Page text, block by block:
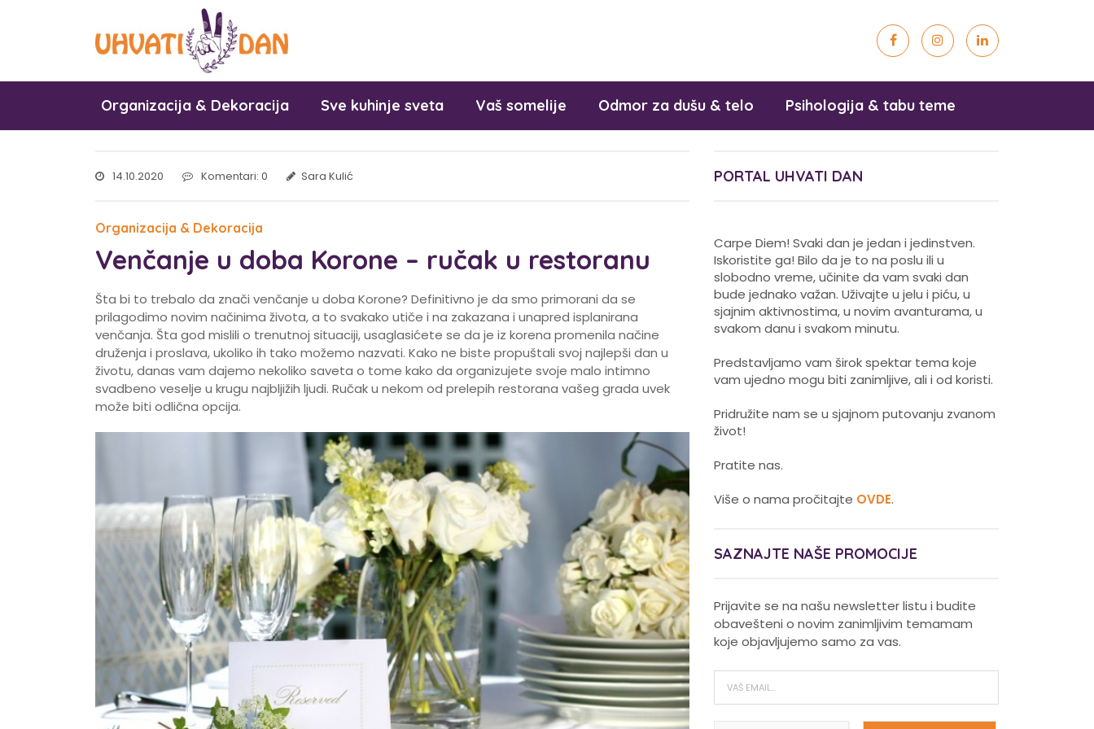
Organizacija & Dekoracija Sve kuhinje sveta Vaš somelije Odmor za dušu & telo Psihologija & tabu teme
14.10.2020 Komentari: 0 Sara Kulić
Organizacija & Dekoracija
Venčanje u doba Korone – ručak u restoranu
Šta bi to trebalo da znači venčanje u doba Korone? Definitivno je da smo primorani da se
prilagodimo novim načinima života, a to svakako utiče i na zakazana i unapred isplanirana
venčanja. Šta god mislili o trenutnoj situaciji, usaglasićete se da je iz korena promenila načine
druženja i proslava, ukoliko ih tako možemo nazvati. Kako ne biste propuštali svoj najlepši dan u
životu, danas vam dajemo nekoliko saveta o tome kako da organizujete svoje malo intimno
svadbeno veselje u krugu najbljižih ljudi. Ručak u nekom od prelepih restorana vašeg grada uvek
može biti odlična opcija.
PORTAL UHVATI DAN
Carpe Diem! Svaki dan je jedan i jedinstven.
Iskoristite ga! Bilo da je to na poslu ili u
slobodno vreme, učinite da vam svaki dan
bude jednako važan. Uživajte u jelu i piću, u
sjajnim aktivnostima, u novim avanturama, u
svakom danu i svakom minutu.
Predstavljamo vam širok spektar tema koje
vam ujedno mogu biti zanimljive, ali i od koristi.
Pridružite nam se u sjajnom putovanju zvanom
život!
Pratite nas.
Više o nama pročitajte OVDE.
SAZNAJTE NAŠE PROMOCIJE
Prijavite se na našu newsletter listu i budite
obavešteni o novim zanimljivim temamam
koje objavljujemo samo za vas.
kosu